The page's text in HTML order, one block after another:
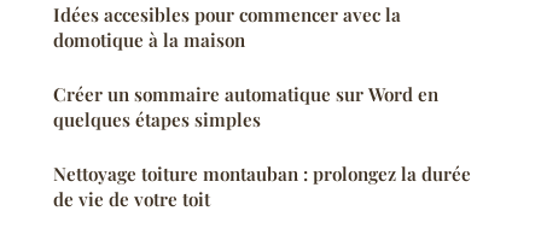
Idées accesibles pour commencer avec la
domotique à la maison
Créer un sommaire automatique sur Word en
quelques étapes simples
Nettoyage toiture montauban : prolongez la durée
de vie de votre toit